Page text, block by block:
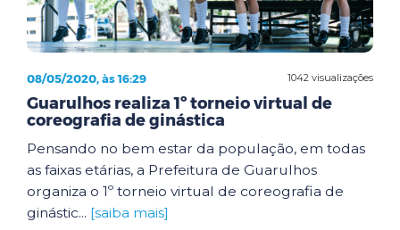
1042 visualizações
08/05/2020, às 16:29
Guarulhos realiza 1º torneio virtual de
coreografia de ginástica
Pensando no bem estar da população, em todas
as faixas etárias, a Prefeitura de Guarulhos
organiza o 1º torneio virtual de coreografia de
ginástic... [saiba mais]